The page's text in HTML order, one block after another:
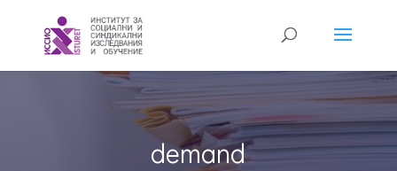
demand